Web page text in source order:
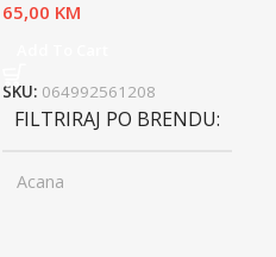
65,00 KM
SKU: 064992561208
FILTRIRAJ PO BRENDU
Acana